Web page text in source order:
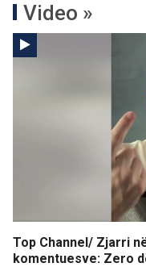
Video »
Top Channel/ Zjarri
komentuesve: Zero